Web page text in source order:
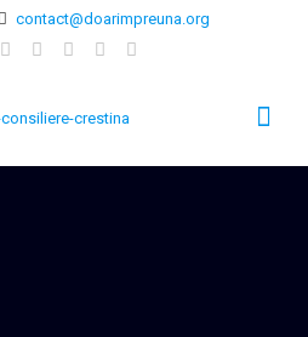
contact@doarimpreuna.org